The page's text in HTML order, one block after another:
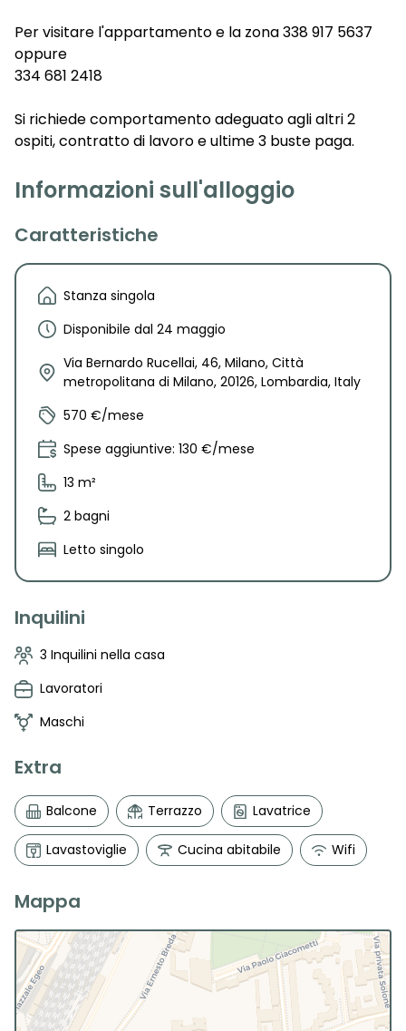
Per visitare l'appartamento e la zona 338 917 5637
oppure
334 681 2418
Si richiede comportamento adeguato agli altri 2
ospiti, contratto di lavoro e ultime 3 buste paga.
Informazioni sull'alloggio
Caratteristiche
Stanza singola
Disponibile dal 24 maggio
Via Bernardo Rucellai, 46, Milano, Città
metropolitana di Milano, 20126, Lombardia, Italy
570 €/mese
Spese aggiuntive: 130 €/mese
13 m²
2 bagni
Letto singolo
Inquilini
3 Inquilini nella casa
Lavoratori
Maschi
Extra
Balcone Terrazzo Lavatrice
Lavastoviglie Cucina abitabile Wifi
Mappa